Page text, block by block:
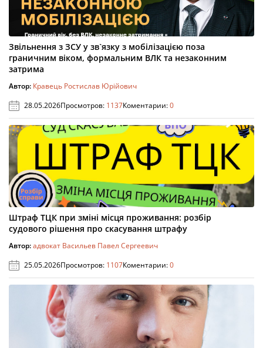
Звільнення з ЗСУ у зв`язку з мобілізацією поза
граничним віком, формальним ВЛК та незаконним
затрима
Автор: Кравець Ростислав Юрійович
28.05.2026Просмотров: 1137Коментарии:0
Штраф ТЦК при зміні місця проживання: розбір
судового рішення про скасування штрафу
Автор:адвокат Васильев Павел Сергеевич
25.05.2026Просмотров: 1107Коментарии:0